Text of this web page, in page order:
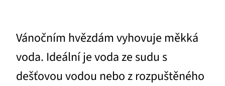
Vánočním hvězdám vyhovuje měkká
voda. Ideální je voda ze sudu s
dešťovou vodou nebo z rozpuštěného